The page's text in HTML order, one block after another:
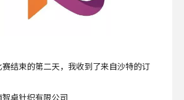
结束的第二天，我收到了来自沙特的订
卓针织有限公司